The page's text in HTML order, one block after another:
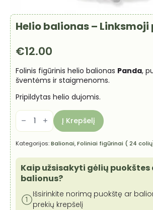
Helio balionas –
€12.00
Folinis figūrinis helio balionas Panda,
šventėms ir staigmenoms.
Pripildytas helio dujomis.
produkto
kiekis:
Helio
balionas
-
Linksmoji
panda
Į Krepšelį
Kategorijos:Balionai,Foliniai figūrinai ( 24
Kaip užsisakyti gėlių
balionus?
Išsirinkite norimą puokštę ar
prekių krepšelį